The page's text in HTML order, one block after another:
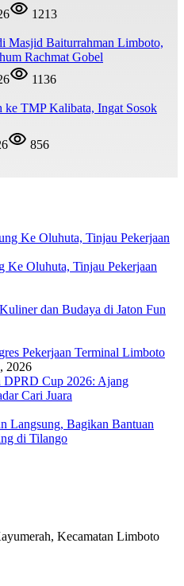
1213
Masjid Baiturrahman Limboto,
Rachmat Gobel
1136
ke TMP Kalibata, Ingat Sosok
856
Oluhuta, Tinjau Pekerjaan
dan Budaya di Jaton Fun
Pekerjaan Terminal Limboto
2026
Cup 2026: Ajang
Cari Juara
Langsung, Bagikan Bantuan
di Tilango
Kecamatan Limboto